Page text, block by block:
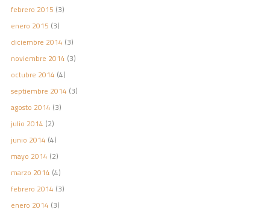
febrero 2015 (3)
enero 2015 (3)
diciembre 2014 (3)
noviembre 2014 (3)
octubre 2014 (4)
septiembre 2014 (3)
agosto 2014 (3)
julio 2014 (2)
junio 2014 (4)
mayo 2014 (2)
marzo 2014 (4)
febrero 2014 (3)
enero 2014 (3)